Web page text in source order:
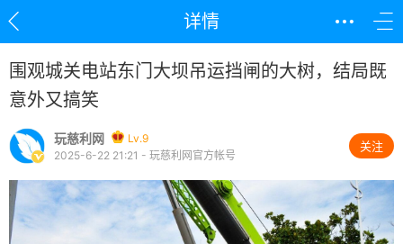
详情
围观城关电站东门大坝吊运挡闸的大树，结局既
意外又搞笑
玩慈利网
Lv.9
2025-6-22 21:21 - 玩慈利网官方帐号
关注